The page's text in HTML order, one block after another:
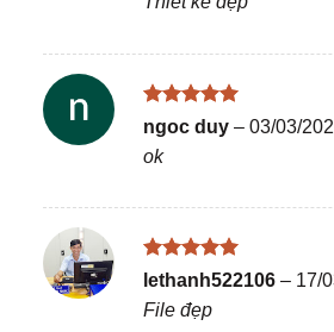
45 sao
Được xếp
hạng 55
sao
ngoc duy – 03/03/
ok
Được xếp
sao
lethanh522106 – 17/
File đẹp